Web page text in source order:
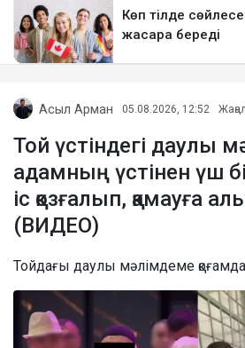
Асыл Арман 05.08.2026, 12:52
Той үстіндегі даулы
адамның үстінен үш
іс қозғалып, қамауға
(ВИДЕО)
Тойдағы даулы мәлімдеме